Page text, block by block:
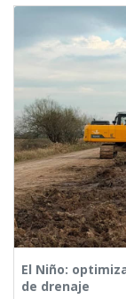
El Niño:
de drenaje